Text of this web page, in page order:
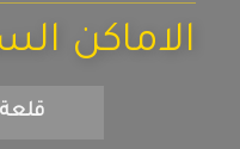
الاماكن
قلعة